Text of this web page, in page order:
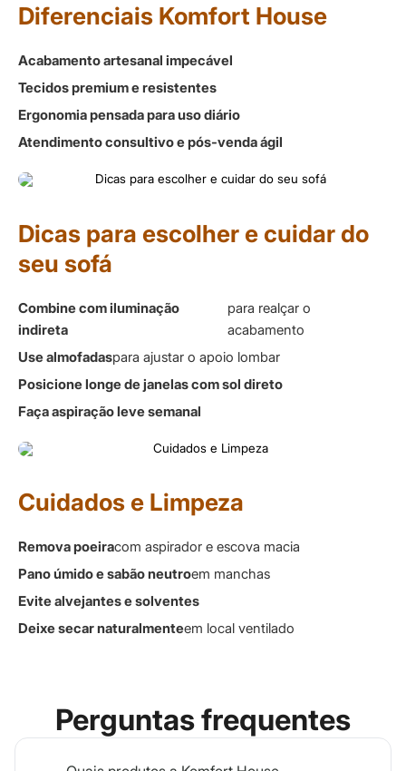
Diferenciais Komfort House
Acabamento artesanal impecável
Tecidos premium e resistentes
Ergonomia pensada para uso diário
Atendimento consultivo e pós-venda ágil
Dicas para escolher e cuidar do
seu sofá
Combine com iluminação
indireta
para realçar o
acabamento
Use almofadaspara ajustar o apoio lombar
Posicione longe de janelas com sol direto
Faça aspiração leve semanal
Cuidados e Limpeza
Remova poeiracom aspirador e escova macia
Pano úmido e sabão neutroem manchas
Evite alvejantes e solventes
Deixe secar naturalmenteem local ventilado
Perguntas frequentes